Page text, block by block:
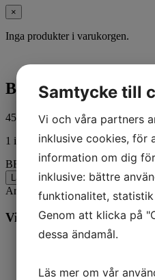
×
Inga produkter i varukorgen.
BRACKET
450,00 kr ink. moms
1 i lager
BRACKET mängd
Lägg till i varukorg
Artikelnr: 853599T Kategorier:Båt
Vill du veta mer? Ring
Samtycke till
Vi och våra partners
inklusive cookies, för
information om dig
inklusive: bättre
funktionalitet,
Genom att klicka på
dessa ändamål.
Läs mer om vår